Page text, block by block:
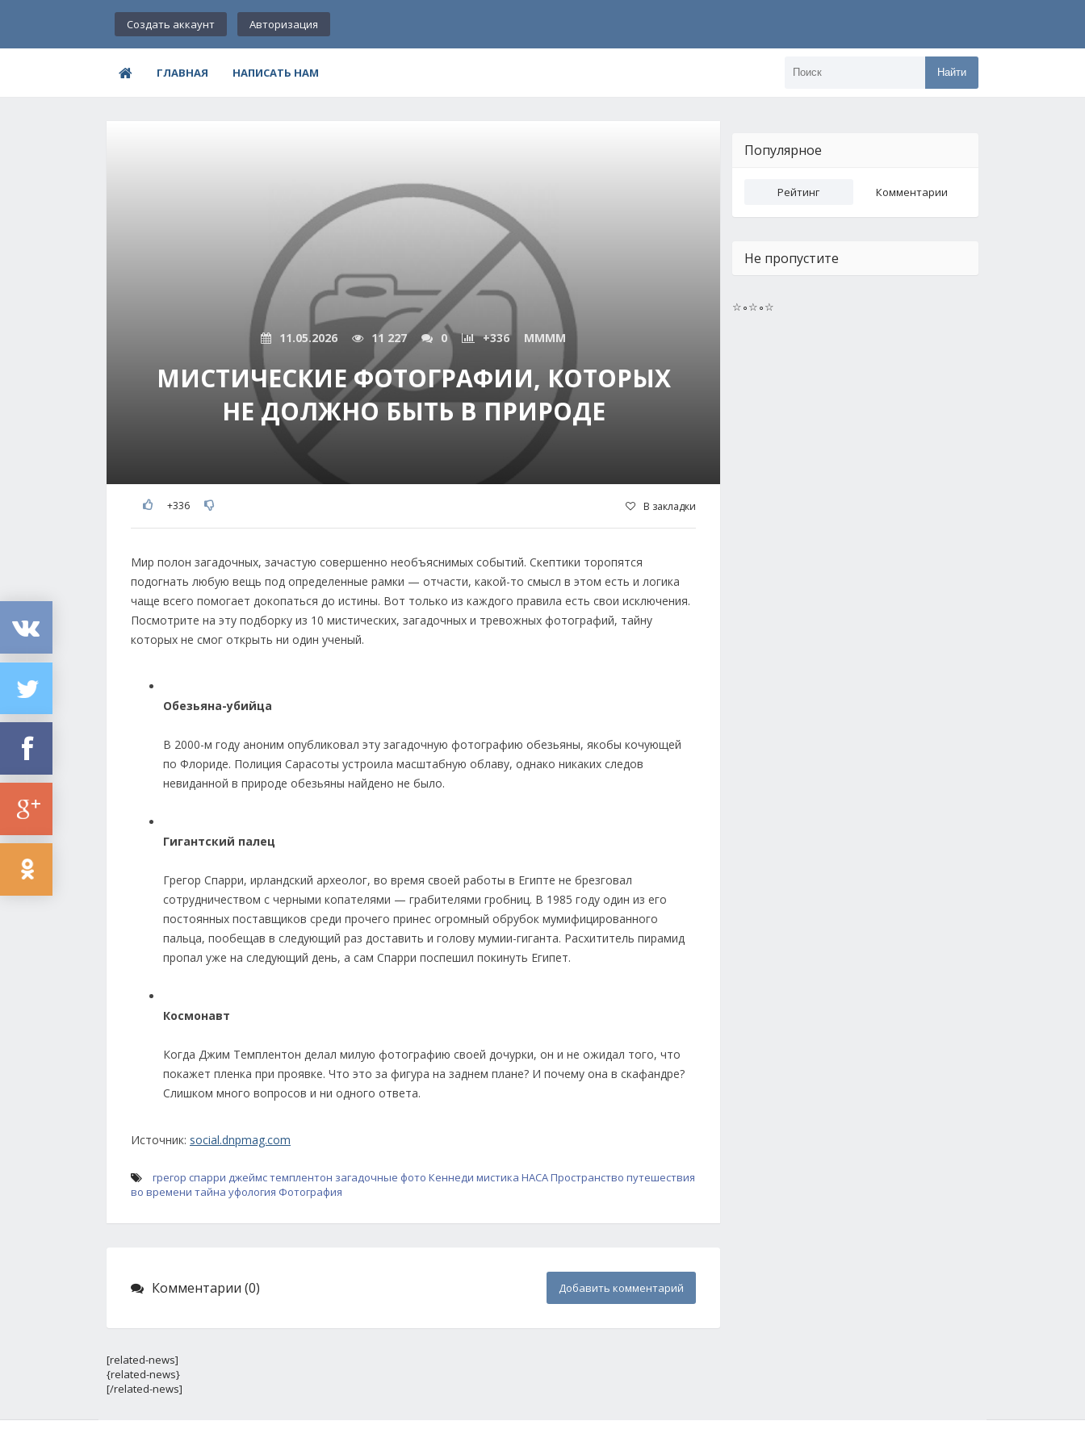
Создать аккаунт Авторизация
ГЛАВНАЯ НАПИСАТЬ НАМ Найти
11.05.2026 11 227 0 +336 MMMM
МИСТИЧЕСКИЕ ФОТОГРАФИИ, КОТОРЫХ
НЕ ДОЛЖНО БЫТЬ В ПРИРОДЕ
+336 В закладки
Мир полон загадочных, зачастую совершенно необъяснимых событий. Скептики торопятся
подогнать любую вещь под определенные рамки — отчасти, какой-то смысл в этом есть и логика
чаще всего помогает докопаться до истины. Вот только из каждого правила есть свои исключения.
Посмотрите на эту подборку из 10 мистических, загадочных и тревожных фотографий, тайну
которых не смог открыть ни один ученый.
Обезьяна-убийца
В 2000-м году аноним опубликовал эту загадочную фотографию обезьяны, якобы кочующей
по Флориде. Полиция Сарасоты устроила масштабную облаву, однако никаких следов
невиданной в природе обезьяны найдено не было.
Гигантский палец
Грегор Спарри, ирландский археолог, во время своей работы в Египте не брезговал
сотрудничеством с черными копателями — грабителями гробниц. В 1985 году один из его
постоянных поставщиков среди прочего принес огромный обрубок мумифицированного
пальца, пообещав в следующий раз доставить и голову мумии-гиганта. Расхититель пирамид
пропал уже на следующий день, а сам Спарри поспешил покинуть Египет.
Космонавт
Когда Джим Темплентон делал милую фотографию своей дочурки, он и не ожидал того, что
покажет пленка при проявке. Что это за фигура на заднем плане? И почему она в скафандре?
Слишком много вопросов и ни одного ответа.
Источник: social.dnpmag.com
грегор спарри джеймс темплентон загадочные фото Кеннеди мистика НАСАПространство путешествия
во времени тайна уфология Фотография
Комментарии (0) Добавить комментарий
[related-news]
{related-news}
[/related-news]
Популярное
Рейтинг Комментарии
Не пропустите
☆∘☆∘☆